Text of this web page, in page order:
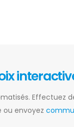
Effectuez
ou envoyez